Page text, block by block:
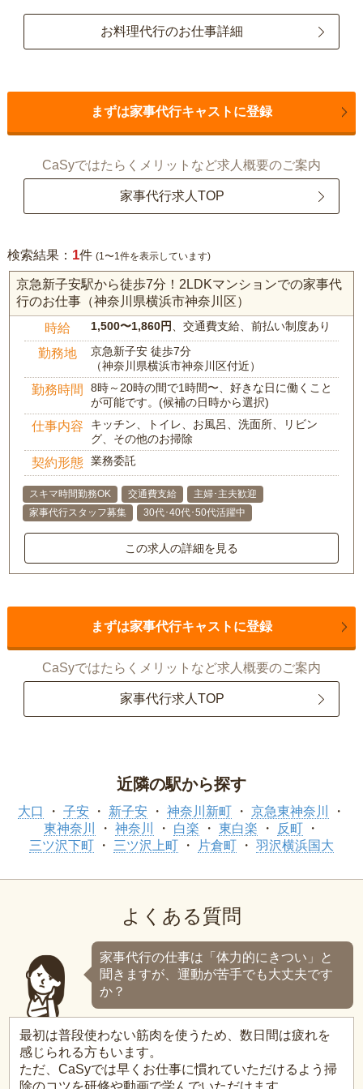
お料理代行のお仕事詳細
まずは家事代行キャストに登録
CaSyではたらくメリットなど求人概要のご案内
家事代行求人TOP
検索結果： 1件 (1〜1件を表示しています)
京急新子安駅から徒歩7分！2LDKマンションでの家事代
行のお仕事（神奈川県横浜市神奈川区）
時給 1,500〜1,860円 、交通費支給、前払い制度あり
勤務地
京急新子安 徒歩7分
（神奈川県横浜市神奈川区付近）
勤務時間
8時～20時の間で1時間〜、好きな日に働くこと
が可能です。(候補の日時から選択)
仕事内容
キッチン、トイレ、お風呂、洗面所、リビン
グ、その他のお掃除
契約形態 業務委託
スキマ時間勤務OK 交通費支給
主婦･主夫歓迎
家事代行スタッフ募集
30代･40代･50代活躍中
この求人の詳細を見る
まずは家事代行キャストに登録
CaSyではたらくメリットなど求人概要のご案内
家事代行求人TOP
近隣の駅から探す
大口 子安 新子安 神奈川新町
京急東神奈川
東神奈川
神奈川 白楽 東白楽
反町
三ツ沢下町
三ツ沢上町 片倉町 羽沢横浜国大
よくある質問
家事代行の仕事は「体力的にきつい」と
聞きますが、運動が苦手でも大丈夫です
か？
最初は普段使わない筋肉を使うため、数日間は疲れを
感じられる方もいます。
ただ、CaSyでは早くお仕事に慣れていただけるよう掃
除のコツを研修や動画で学んでいただけます。